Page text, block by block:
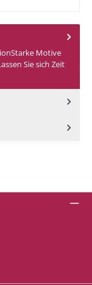
Motive
Sie sich Zeit